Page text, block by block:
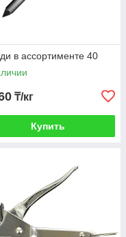
в ассортименте 40
₸/кг
Купить